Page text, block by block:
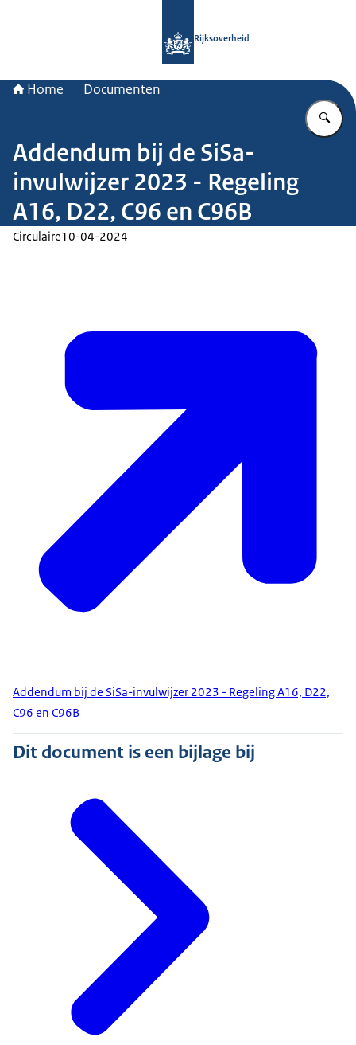
Rijksoverheid
Home Documenten
Addendum bij de SiSa-
invulwijzer 2023 - Regeling
A16, D22, C96 en C96B
Circulaire10-04-2024
Addendum bij de SiSa-invulwijzer 2023 - Regeling A16, D22,
C96 en C96B
Dit document is een bijlage bij